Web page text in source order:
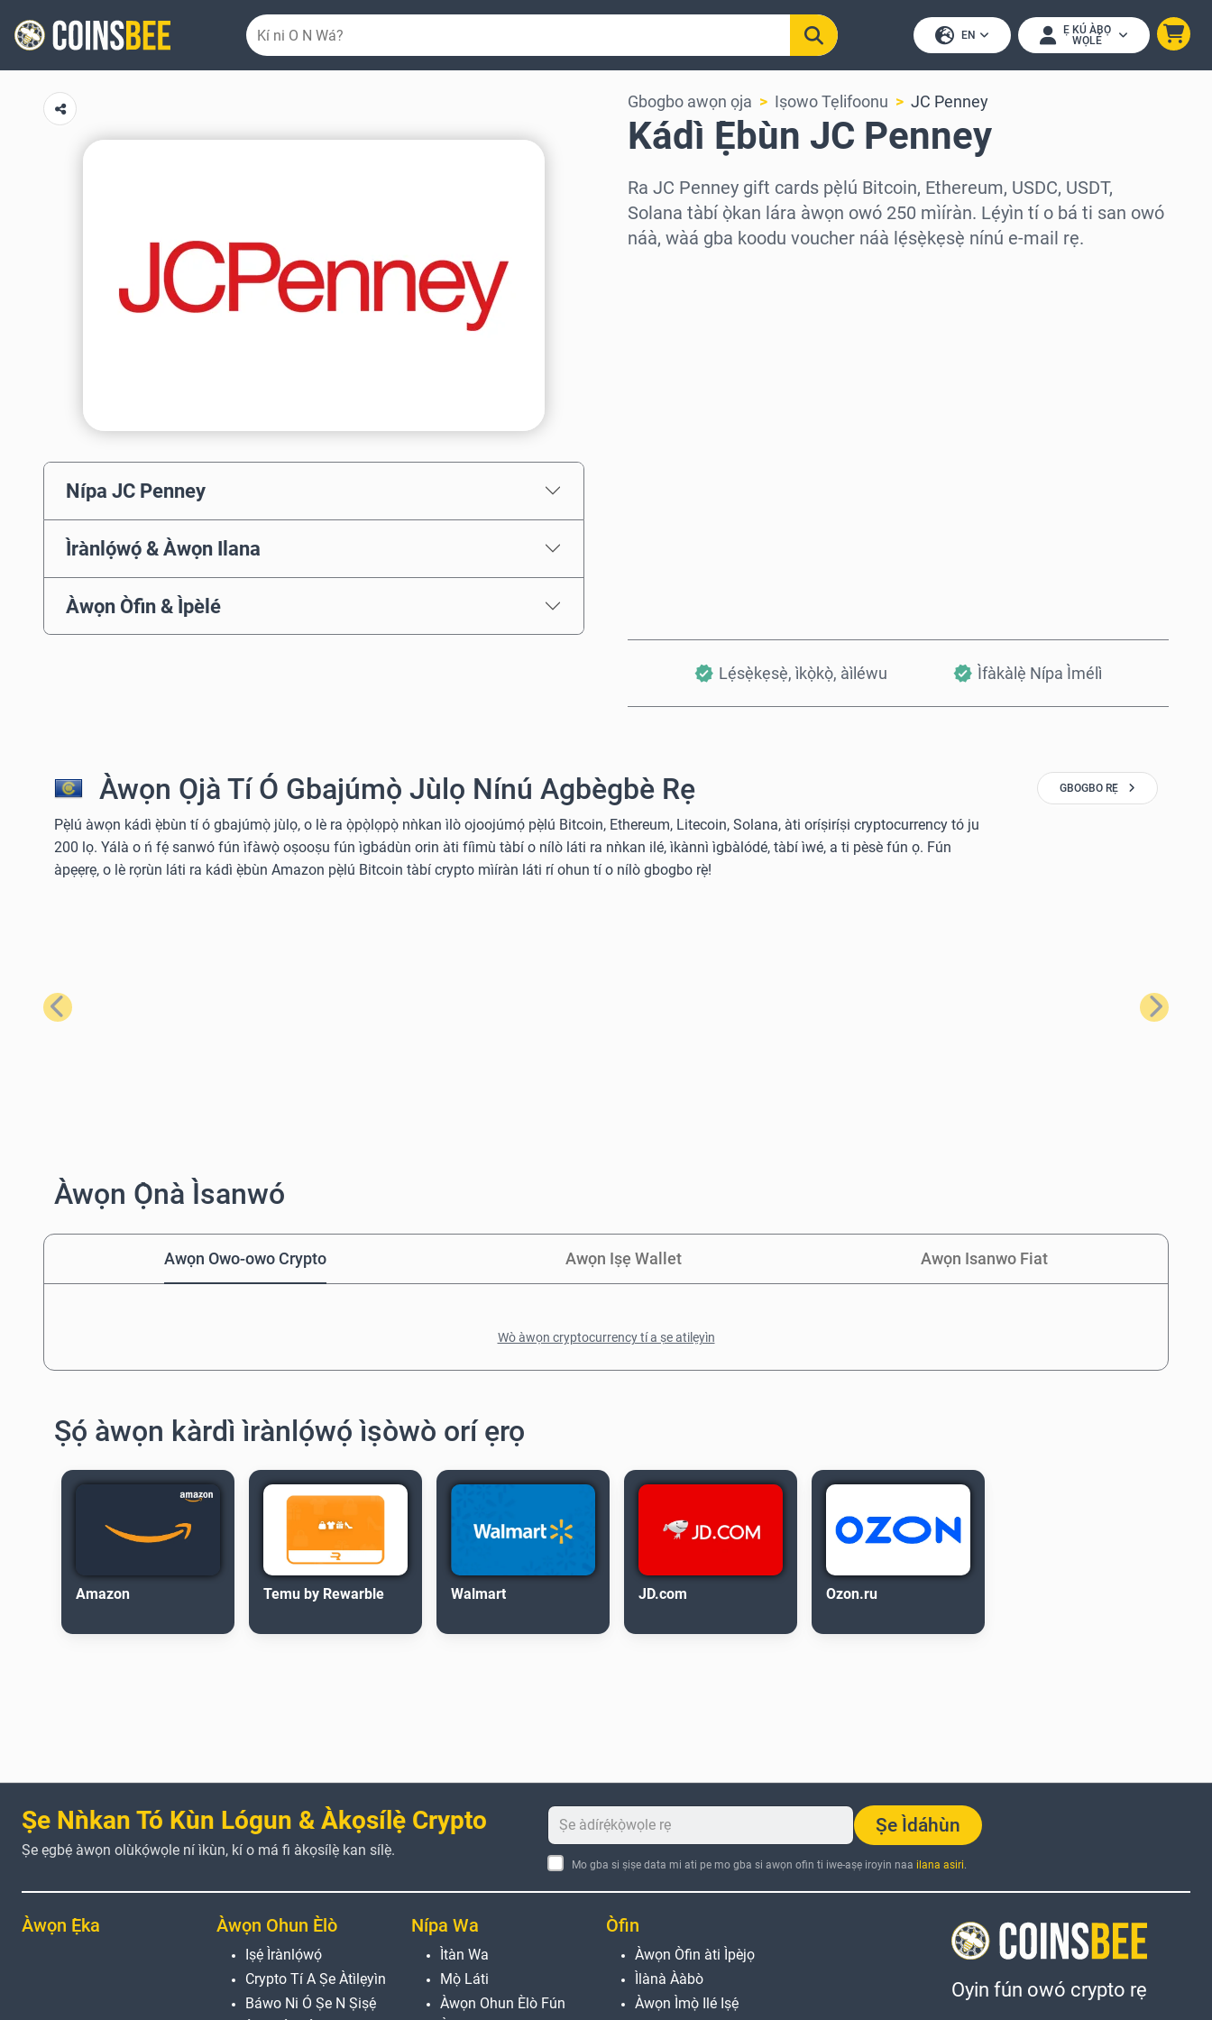
EN
Ẹ KÚ ÀBỌ̀
WỌLÉ
Nípa JC Penney
Ìrànlọ́wọ́ & Àwọn Ilana
Àwọn Òfin & Ìpèlé
Gbogbo awọn ọja Iṣowo Tẹlifoonu JC Penney
Kádì Ẹ̀bùn JC Penney
Ra JC Penney gift cards pẹ̀lú Bitcoin, Ethereum, USDC, USDT,
Solana tàbí ọ̀kan lára àwọn owó 250 mìíràn. Lẹ́yìn tí o bá ti san owó
náà, wàá gba koodu voucher náà lẹ́sẹ̀kẹsẹ̀ nínú e-mail rẹ.
Lẹ́sẹ̀kẹsẹ̀, ìkọ̀kọ̀, àìléwu Ìfàkàlẹ̀ Nípa Ìmélì
Àwọn Ọjà Tí Ó Gbajúmọ̀ Jùlọ Nínú Agbègbè Rẹ
Pẹ̀lú àwọn kádì ẹ̀bùn tí ó gbajúmọ̀ jùlọ, o lè ra ọ̀pọ̀lọpọ̀ nǹkan ìlò ojoojúmọ́ pẹ̀lú Bitcoin, Ethereum, Litecoin, Solana, àti oríṣiríṣi cryptocurrency tó ju
200 lọ. Yálà o ń fẹ́ sanwó fún ìfàwọ̀ oṣooṣu fún ìgbádùn orin àti fíìmù tàbí o nílò láti ra nǹkan ilé, ìkànnì ìgbàlódé, tàbí ìwé, a ti pèsè fún ọ. Fún
àpẹẹrẹ, o lè rọrùn láti ra kádì ẹ̀bùn Amazon pẹ̀lú Bitcoin tàbí crypto mìíràn láti rí ohun tí o nílò gbogbo rẹ̀!
GBOGBO RẸ̀
Tẹ́lẹ̀ Tẹ̀lé
Àwọn Ọ̀nà Ìsanwó
Awọn Owo-owo Crypto Awọn Iṣẹ Wallet Awọn Isanwo Fiat
Wò àwọn cryptocurrency tí a ṣe atilẹyìn
Ṣọ́ àwọn kàrdì ìrànlọ́wọ́ ìṣòwò orí ẹrọ
Amazon Temu by Rewarble Walmart JD.com Ozon.ru
Ṣe Nǹkan Tó Kùn Lógun & Àkọsílẹ̀ Crypto
Ṣe ẹgbẹ́ àwọn olùkọ́wọle ní ìkùn, kí o má fi àkọsílẹ̀ kan sílẹ̀.
Ṣe Ìdáhùn
Mo gba si ṣiṣe data mi ati pe mo gba si awọn ofin ti iwe-aṣẹ iroyin naa ilana asiri.
Àwọn Ẹ̀ka Àwọn Ohun Èlò
Iṣẹ́ Ìrànlọ́wọ́
Crypto Tí A Ṣe Àtìlẹyìn
Báwo Ni Ó Ṣe N Ṣiṣẹ́
Nípa Wa
Ìtàn Wa
Mọ̀ Láti
Àwọn Ohun Èlò Fún
Òfin
Àwọn Òfin àti Ìpèjọ
Ìlànà Ààbò
Àwọn Ìmọ̀ Ilé Iṣẹ́
Oyin fún owó crypto rẹ